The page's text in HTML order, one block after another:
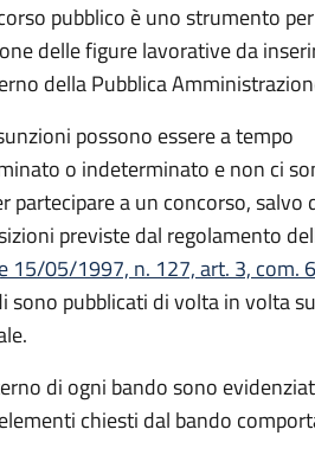
pubblico è uno strumento
delle figure lavorative da
della Pubblica
possono essere a tempo
o indeterminato e non ci
partecipare a un concorso, salvo
previste dal regolamento
15/05/1997, n. 127, art. 3, com. 6
sono pubblicati di volta in volta
di ogni bando sono
chiesti dal bando